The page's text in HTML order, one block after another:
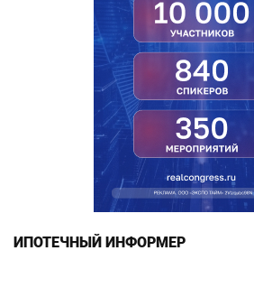
ИПОТЕЧНЫЙ ИНФОРМЕР